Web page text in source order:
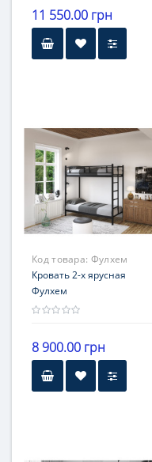
11 550.00 грн
металл
Гарантия
12 месяцев
Код товара: Фулхем
Кровать 2-х ярусная
Фулхем
8 900.00 грн
металл